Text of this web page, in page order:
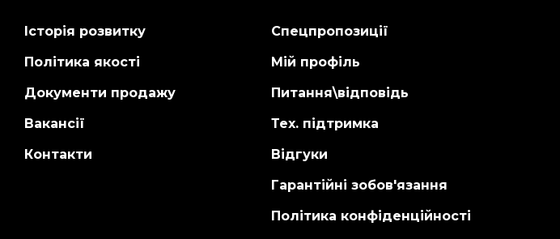
Історія розвитку
Політика якості
Документи продажу
Вакансії
Контакти
Спецпропозиції
Мій профіль
Питання\відповідь
Тех. підтримка
Відгуки
Гарантійні зобов'язання
Політика конфіденційності